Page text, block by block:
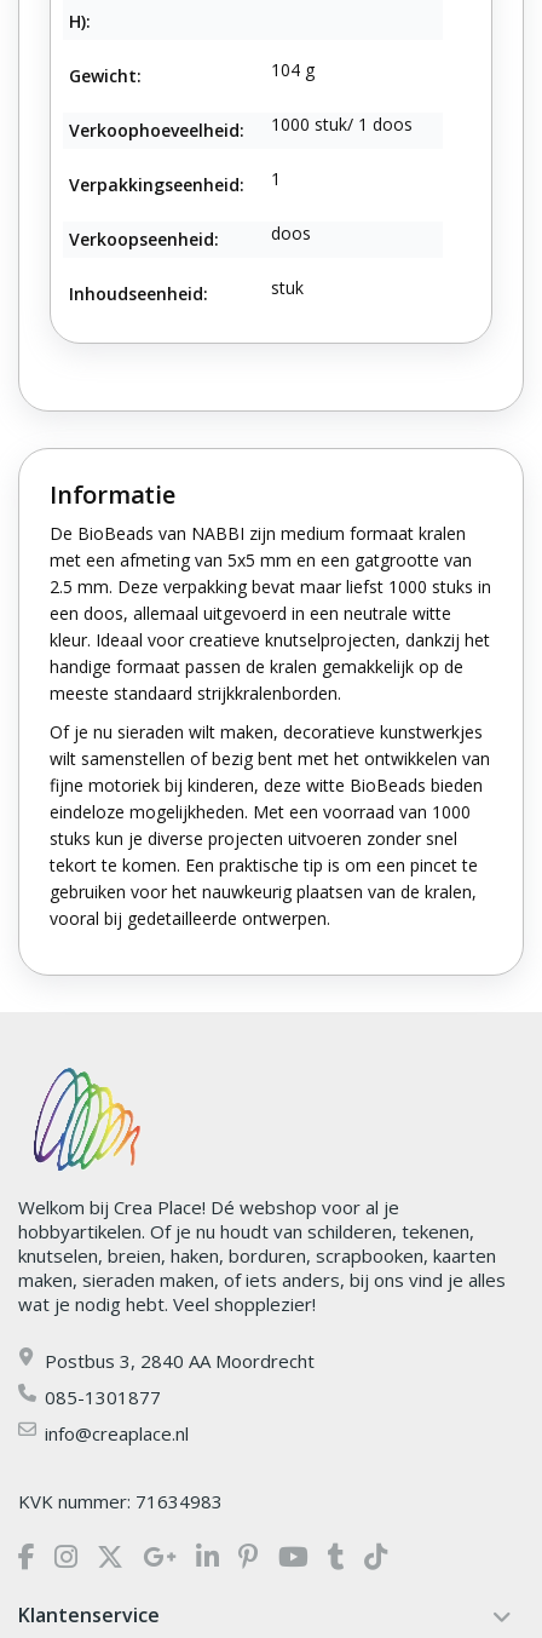
H):
Gewicht: 104 g
Verkoophoeveelheid: 1000 stuk/ 1 doos
Verpakkingseenheid: 1
Verkoopseenheid: doos
Inhoudseenheid: stuk
Informatie
De BioBeads van NABBI zijn medium formaat kralen
met een afmeting van 5x5 mm en een gatgrootte van
2.5 mm. Deze verpakking bevat maar liefst 1000 stuks in
een doos, allemaal uitgevoerd in een neutrale witte
kleur. Ideaal voor creatieve knutselprojecten, dankzij het
handige formaat passen de kralen gemakkelijk op de
meeste standaard strijkkralenborden.
Of je nu sieraden wilt maken, decoratieve kunstwerkjes
wilt samenstellen of bezig bent met het ontwikkelen van
fijne motoriek bij kinderen, deze witte BioBeads bieden
eindeloze mogelijkheden. Met een voorraad van 1000
stuks kun je diverse projecten uitvoeren zonder snel
tekort te komen. Een praktische tip is om een pincet te
gebruiken voor het nauwkeurig plaatsen van de kralen,
vooral bij gedetailleerde ontwerpen.
Welkom bij Crea Place! Dé webshop voor al je
hobbyartikelen. Of je nu houdt van schilderen, tekenen,
knutselen, breien, haken, borduren, scrapbooken, kaarten
maken, sieraden maken, of iets anders, bij ons vind je alles
wat je nodig hebt. Veel shopplezier!
Postbus 3, 2840 AA Moordrecht
085-1301877
info@creaplace.nl
KVK nummer: 71634983
Klantenservice